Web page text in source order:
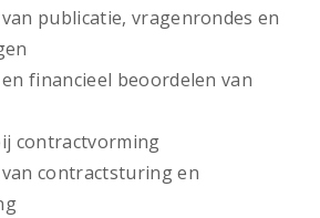
publicatie, vragenrondes en
financieel beoordelen van
contractvorming
contractsturing en